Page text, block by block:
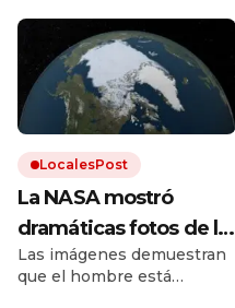
impacto de un
asteroide: «Volverá a
ocurrir»
de defensa planetaria para
evitar un fenómeno como
el que extinguió a los
dinosaurios.
LocalesPost
La NASA mostró
dramáticas fotos de la
Tierra antes y después
del cambio climático
Las imágenes demuestran
que el hombre está